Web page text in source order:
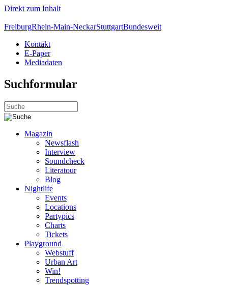
Direkt zum Inhalt
FreiburgRhein-Main-NeckarStuttgartBundesweit
Kontakt
E-Paper
Mediadaten
Suchformular
Magazin
Newsflash
Interview
Soundcheck
Literatour
Blog
Nightlife
Events
Locations
Partypics
Charts
Tickets
Playground
Webstuff
Urban Art
Win!
Trendspotting